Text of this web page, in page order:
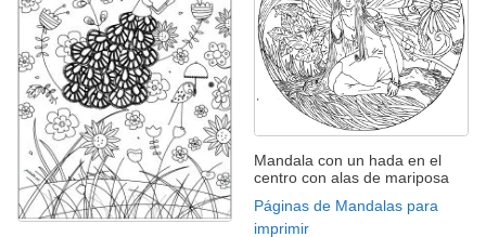
Mandala con un hada en el
centro con alas de mariposa
Páginas de Mandalas para
imprimir